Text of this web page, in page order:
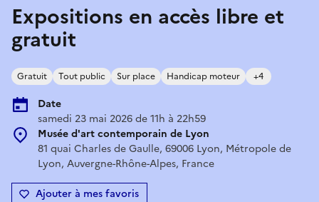
Expositions en accès libre et
gratuit
Gratuit Tout public Sur place Handicap moteur +4
Date
samedi 23 mai 2026 de 11h à 22h59
Musée d'art contemporain de Lyon
81 quai Charles de Gaulle, 69006 Lyon, Métropole de
Lyon, Auvergne-Rhône-Alpes, France
Ajouter à mes favoris